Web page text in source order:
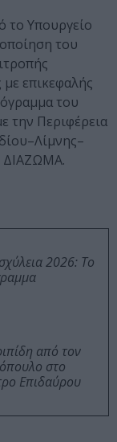
το Υπουργείο
του
επικεφαλής
του
την Περιφέρεια
ΔΙΑΖΩΜΑ.
2026: Το
από τον
στο
Επιδαύρου